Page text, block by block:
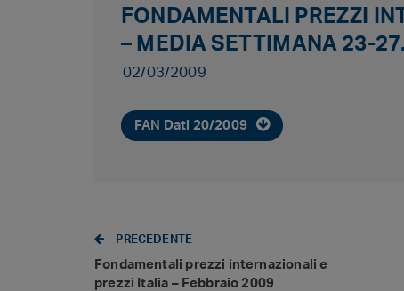
FONDAMENTALI PREZZI
– MEDIA SETTIMANA 23-
02/03/2009
FAN Dati 20/2009
PRECEDENTE
Fondamentali prezzi internazionali e
prezzi Italia – Febbraio 2009